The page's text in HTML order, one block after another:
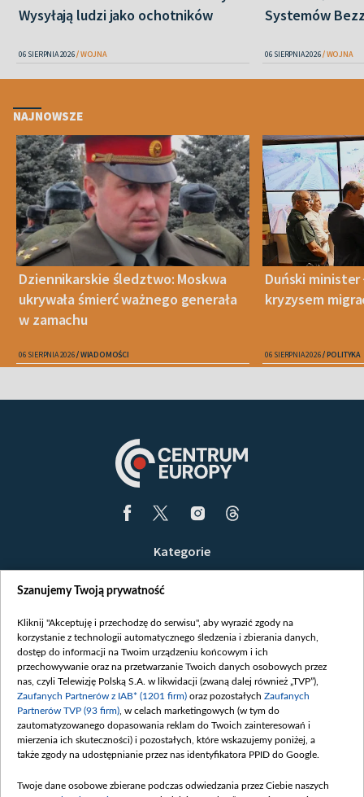
Wysyłają ludzi jako ochotników
06 SIERPNIA 2026 WOJNA
Systemów
06 SIERPNIA 2026 WOJNA
NAJNOWSZE
Dziennikarskie śledztwo: Moskwa
ukrywała śmierć ważnego generała
w zamachu
06 SIERPNIA 2026 WIADOMOŚCI
Duński minister
kryzysem
06 SIERPNIA 2026 POLITYKA
Kategorie
Opinie
Białoruś / Polska
Czytelnia
Centrum Europy
O nas
Kontakt
Informacje o nadawcy
Serwisy partnerskie
Szanujemy Twoją prywatność
Kliknij "Akceptuję i przechodzę do serwisu", aby wyrazić zgody na
korzystanie z technologii automatycznego śledzenia i zbierania danych,
dostęp do informacji na Twoim urządzeniu końcowym i ich
przechowywanie oraz na przetwarzanie Twoich danych osobowych przez
nas, czyli Telewizję Polską S.A. w likwidacji (zwaną dalej również „TVP”),
Zaufanych Partnerów z IAB* (1201 firm) oraz pozostałych Zaufanych
Partnerów TVP (93 firm) , w celach marketingowych (w tym do
zautomatyzowanego dopasowania reklam do Twoich zainteresowań i
mierzenia ich skuteczności) i pozostałych, które wskazujemy poniżej, a
także zgody na udostępnianie przez nas identyfikatora PPID do Google.
Twoje dane osobowe zbierane podczas odwiedzania przez Ciebie naszych